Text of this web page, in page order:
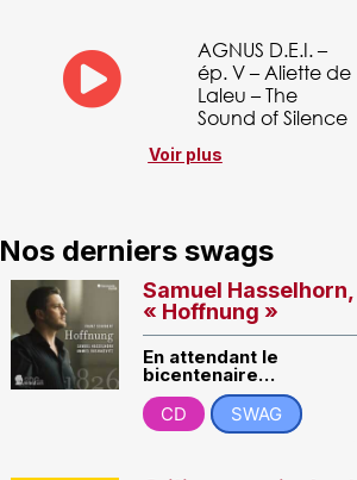
AGNUS D.E.I. –
ép. V – Aliette de
Laleu – The
Sound of Silence
Voir plus
Nos derniers swags
Samuel Hasselhorn,
« Hoffnung »
En attendant le
bicentenaire…
CD
SWAG